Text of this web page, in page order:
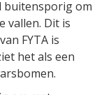
buitensporig om
vallen. Dit is
FYTA is
het als een